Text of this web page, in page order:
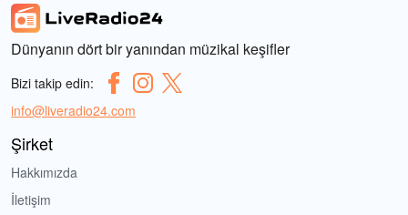
Dünyanın dört bir yanından müzikal keşifler
Bizi takip edin:
info@liveradio24.com
Şirket
Hakkımızda
İletişim